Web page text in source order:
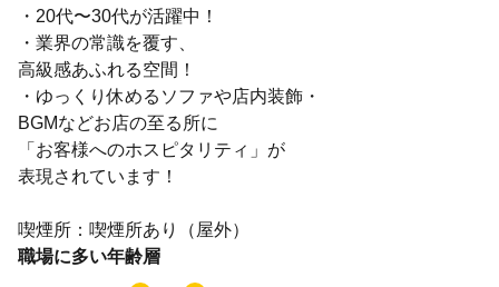
・20代〜30代が活躍中！
・業界の常識を覆す、
高級感あふれる空間！
・ゆっくり休めるソファや店内装飾・
BGMなどお店の至る所に
「お客様へのホスピタリティ」が
表現されています！
喫煙所：喫煙所あり（屋外）
職場に多い年齢層